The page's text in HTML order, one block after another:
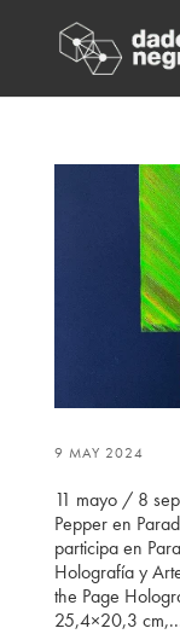
9 MAY 2024
11 mayo / 8
Pepper en
participa en
Holografía y
the Page
25,4×20,3